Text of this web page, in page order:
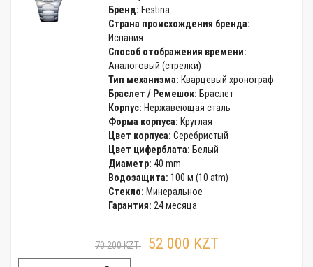
Бренд: Festina
Страна происхождения бренда:
Испания
Способ отображения времени:
Аналоговый (стрелки)
Тип механизма: Кварцевый хронограф
Браслет / Ремешок: Браслет
Корпус: Нержавеющая сталь
Форма корпуса: Круглая
Цвет корпуса: Серебристый
Цвет циферблата: Белый
Диаметр: 40 mm
Водозащита: 100 м (10 atm)
Стекло: Минеральное
Гарантия: 24 месяца
70 200 KZT 52 000 KZT